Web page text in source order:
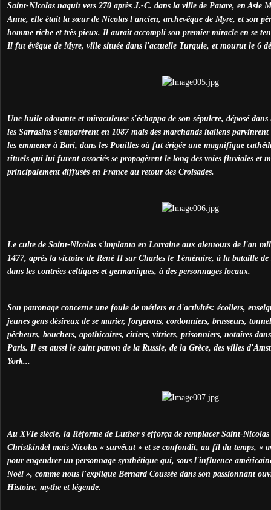
Saint-Nicolas naquit vers 270 après J.-C. dans la ville de Patare, en Asie
Anne, elle était la sœur de Nicolas l'ancien, archevêque de Myre, et son
homme riche et très pieux. Il aurait accompli son premier miracle en se
Il fut évêque de Myre, ville située dans l'actuelle Turquie, et mourut le 6
Une huile odorante et miraculeuse s'échappa de son sépulcre, déposé
les Sarrasins s'emparèrent en 1087 mais des marchands italiens
les emmener à Bari, dans les Pouilles où fut érigée une magnifique
rituels qui lui furent associés se propagèrent le long des voies fluviales et
principalement diffusés en France au retour des Croisades.
Le culte de Saint-Nicolas s'implanta en Lorraine aux alentours de l'an
1477, après la victoire de René II sur Charles le Téméraire, à la bataille
dans les contrées celtiques et germaniques, à des personnages locaux.
Son patronage concerne une foule de métiers et d'activités: écoliers,
jeunes gens désireux de se marier, forgerons, cordonniers, brasseurs,
pêcheurs, bouchers, apothicaires, ciriers, vitriers, prisonniers, notaires
Paris. Il est aussi le saint patron de la Russie, de la Grèce, des villes
York...
Au XVIe siècle, la Réforme de Luther s'efforça de remplacer Saint-
Christkindel mais Nicolas « survécut » et se confondit, au fil du temps, «
pour engendrer un personnage synthétique qui, sous l'influence
Noël », comme nous l'explique Bernard Coussée dans son passionnant
Histoire, mythe et légende.